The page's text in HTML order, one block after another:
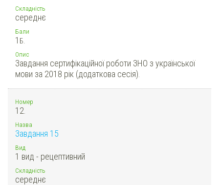
Складність
середнє
Бали
1 Б.
Опис
Завдання сертифікаційної роботи ЗНО з української
мови за 2018 рік (додаткова сесія).
Номер
12.
Назва
Завдання 15
Вид
1 вид - рецептивний
Складність
середнє